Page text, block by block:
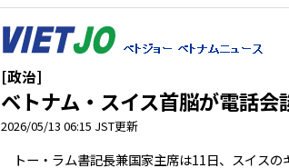
[政治]
ベトナム・スイス首脳が電話
2026/05/13 06:15 JST更新
トー・ラム書記長兼国家主席は11日、スイスの